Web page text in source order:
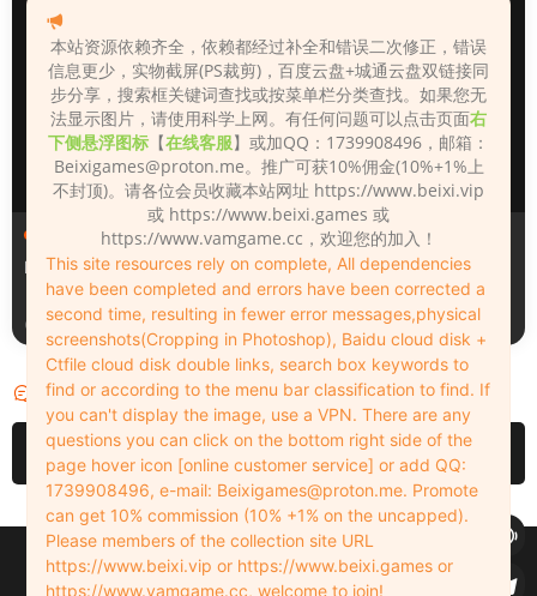
人物（Looks）
Monica_2_2_2
3天前
人物（Looks）
Lizhen2025
4天前
评论 0
请先登录
Copyleft © 2022-2026 beixi.vip - All Rights Freedom！
创作不易！有能力的同学可以去支持一下原创作者（我们绝对支持），当然
本站资源依赖齐全，依赖都经过补全和错误二次修正，错误
信息更少，实物截屏(PS裁剪)，百度云盘+城通云盘双链接同
步分享，搜索框关键词查找或按菜单栏分类查找。如果您无
法显示图片，请使用科学上网。有任何问题可以点击页面右
下侧悬浮图标 【在线客服】或加QQ：1739908496，邮箱：
Beixigames@proton.me。推广可获10%佣金(10%+1%上
不封顶)。请各位会员收藏本站网址 https://www.beixi.vip
或 https://www.beixi.games 或
https://www.vamgame.cc，欢迎您的加入！
This site resources rely on complete, All dependencies
have been completed and errors have been corrected a
second time, resulting in fewer error messages,physical
screenshots(Cropping in Photoshop), Baidu cloud disk +
Ctfile cloud disk double links, search box keywords to
find or according to the menu bar classification to find. If
you can't display the image, use a VPN. There are any
questions you can click on the bottom right side of the
page hover icon [online customer service] or add QQ:
1739908496, e-mail: Beixigames@proton.me. Promote
can get 10% commission (10% +1% on the uncapped).
Please members of the collection site URL
https://www.beixi.vip or https://www.beixi.games or
https://www.vamgame.cc, welcome to join!